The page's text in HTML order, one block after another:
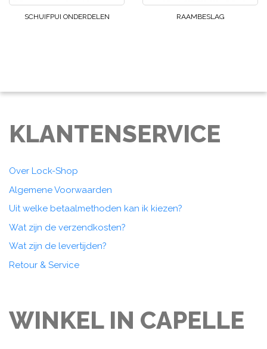
SCHUIFPUI ONDERDELEN RAAMBESLAG
KLANTENSERVICE
Over Lock-Shop
Algemene Voorwaarden
Uit welke betaalmethoden kan ik kiezen?
Wat zijn de verzendkosten?
Wat zijn de levertijden?
Retour & Service
WINKEL IN CAPELLE